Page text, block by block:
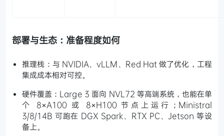
部署与生态：准备程度如何
推理栈：与 NVIDIA、vLLM、Red Hat 做了优化，工程
集成成本相对可控。
硬件覆盖：Large 3 面向 NVL72 等高端系统，也能在单
个 8×A100 或 8×H100 节点上运行；Ministral
3/8/14B 可跑在 DGX Spark、RTX PC、Jetson 等设
备上。